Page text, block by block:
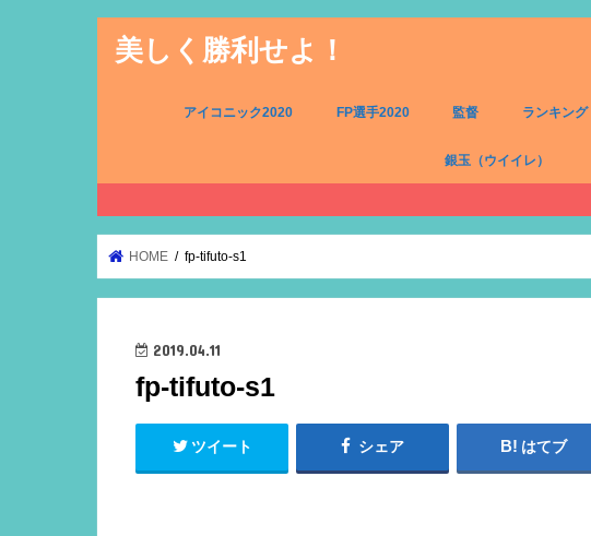
美しく勝利せよ！
アイコニック2020 FP選手2020 監督 ランキング
銀玉（ウイイレ）
HOME fp-tifuto-s1
2019.04.11
fp-tifuto-s1
ツイート シェア はてブ